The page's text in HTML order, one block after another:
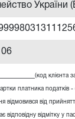
України
(код клієнта
платника
відмовився від
відповідну відмітку у